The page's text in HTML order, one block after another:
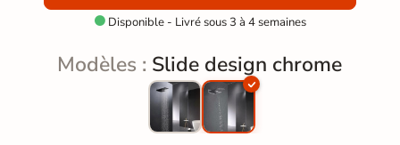
Disponible - Livré sous 3 à 4 semaines
Modèles : Slide design chrome